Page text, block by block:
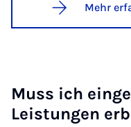
Mehr
Muss ich
Leis­tun­gen